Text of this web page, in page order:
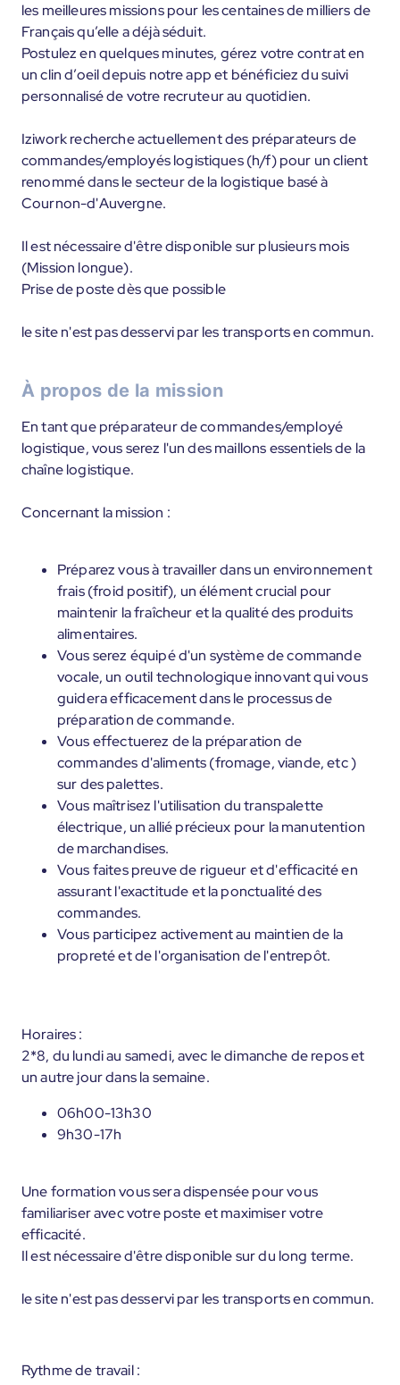
les meilleures missions pour les centaines de milliers de
Français qu’elle a déjà séduit.
Postulez en quelques minutes, gérez votre contrat en
un clin d’oeil depuis notre app et bénéficiez du suivi
personnalisé de votre recruteur au quotidien.
Iziwork recherche actuellement des préparateurs de
commandes/employés logistiques (h/f) pour un client
renommé dans le secteur de la logistique basé à
Cournon-d'Auvergne.
Il est nécessaire d'être disponible sur plusieurs mois
(Mission longue).
Prise de poste dès que possible
le site n'est pas desservi par les transports en commun.
À propos de la mission
En tant que préparateur de commandes/employé
logistique, vous serez l'un des maillons essentiels de la
chaîne logistique.
Concernant la mission :
Préparez vous à travailler dans un environnement
frais (froid positif), un élément crucial pour
maintenir la fraîcheur et la qualité des produits
alimentaires.
Vous serez équipé d'un système de commande
vocale, un outil technologique innovant qui vous
guidera efficacement dans le processus de
préparation de commande.
Vous effectuerez de la préparation de
commandes d'aliments (fromage, viande, etc )
sur des palettes.
Vous maîtrisez l'utilisation du transpalette
électrique, un allié précieux pour la manutention
de marchandises.
Vous faites preuve de rigueur et d'efficacité en
assurant l'exactitude et la ponctualité des
commandes.
Vous participez activement au maintien de la
propreté et de l'organisation de l'entrepôt.
Horaires :
2*8, du lundi au samedi, avec le dimanche de repos et
un autre jour dans la semaine.
06h00-13h30
9h30-17h
Une formation vous sera dispensée pour vous
familiariser avec votre poste et maximiser votre
efficacité.
Il est nécessaire d'être disponible sur du long terme.
le site n'est pas desservi par les transports en commun.
Rythme de travail :